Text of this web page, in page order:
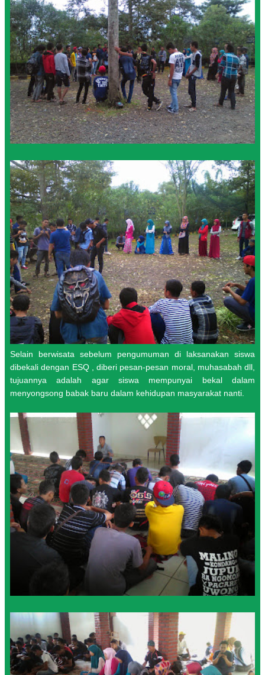
Selain berwisata sebelum pengumuman di laksanakan siswa
dibekali dengan ESQ , diberi pesan-pesan moral, muhasabah dll,
tujuannya adalah agar siswa mempunyai bekal dalam
menyongsong babak baru dalam kehidupan masyarakat nanti.